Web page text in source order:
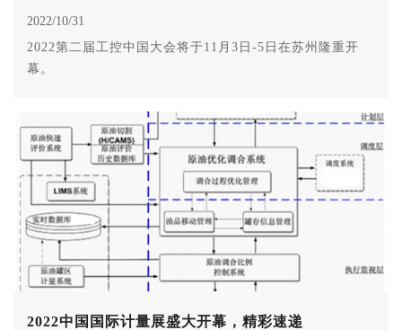
2022/10/31
2022第二届工控中国大会将于11月3日-5日在苏州隆重开
幕。
2022中国国际计量展盛大开幕，精彩速递